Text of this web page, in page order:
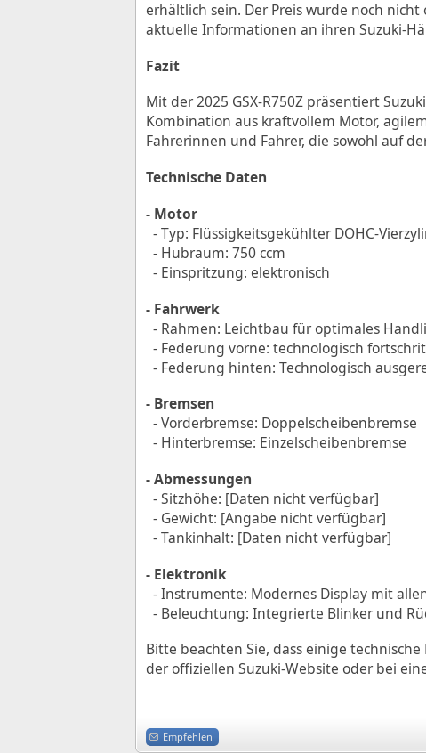
erhältlich sein. Der Preis wurde noch
aktuelle Informationen an ihren Suzuki-
Fazit
Mit der 2025 GSX-R750Z präsentiert
Kombination aus kraftvollem Motor,
Fahrerinnen und Fahrer, die sowohl auf
Technische Daten
- Motor
- Typ: Flüssigkeitsgekühlter DOHC-
- Hubraum: 750 ccm
- Einspritzung: elektronisch
- Fahrwerk
- Rahmen: Leichtbau für optimales
- Federung vorne: technologisch
- Federung hinten: Technologisch
- Bremsen
- Vorderbremse: Doppelscheibenbremse
- Hinterbremse: Einzelscheibenbremse
- Abmessungen
- Sitzhöhe: [Daten nicht verfügbar]
- Gewicht: [Angabe nicht verfügbar]
- Tankinhalt: [Daten nicht verfügbar]
- Elektronik
- Instrumente: Modernes Display mit
- Beleuchtung: Integrierte Blinker und
Bitte beachten Sie, dass einige
der offiziellen Suzuki-Website oder bei
Empfehlen